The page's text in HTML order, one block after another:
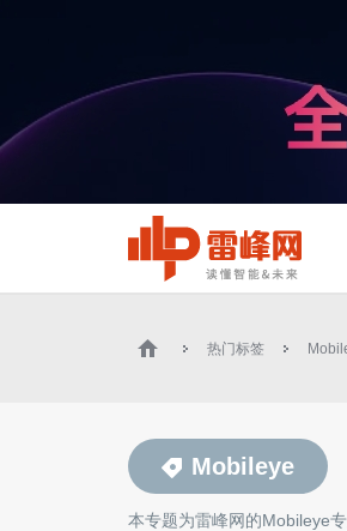
热门标签
Mobileye
本专题为雷峰网的Mobileye